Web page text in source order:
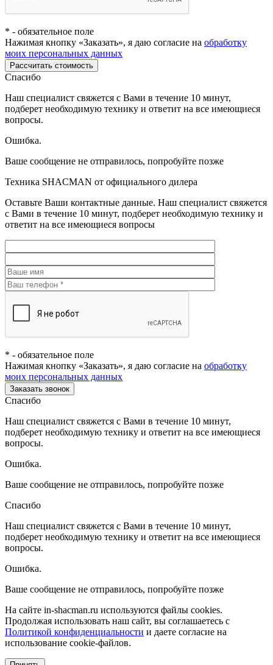
* - обязательное поле
Нажимая кнопку «Заказать», я даю согласие на обработку
моих персональных данных
Рассчитать стоимость
Спасибо
Наш специалист свяжется с Вами в течение 10 минут,
подберет необходимую технику и ответит на все имеющиеся
вопросы.
Ошибка.
Ваше сообщение не отправилось, попробуйте позже
Техника SHACMAN от официального дилера
Оставьте Ваши контактные данные. Наш специалист свяжется
с Вами в течение 10 минут, подберет необходимую технику и
ответит на все имеющиеся вопросы
* - обязательное поле
Нажимая кнопку «Заказать», я даю согласие на обработку
моих персональных данных
Заказать звонок
Спасибо
Наш специалист свяжется с Вами в течение 10 минут,
подберет необходимую технику и ответит на все имеющиеся
вопросы.
Ошибка.
Ваше сообщение не отправилось, попробуйте позже
Спасибо
Наш специалист свяжется с Вами в течение 10 минут,
подберет необходимую технику и ответит на все имеющиеся
вопросы.
Ошибка.
Ваше сообщение не отправилось, попробуйте позже
На сайте in-shacman.ru используются файлы cookies.
Продолжая использовать наш сайт, вы соглашаетесь с
Политикой конфиденциальности и даете согласие на
использование cookie-файлов.